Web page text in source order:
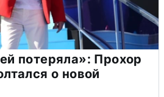
потеряла»: Прохор
о новой